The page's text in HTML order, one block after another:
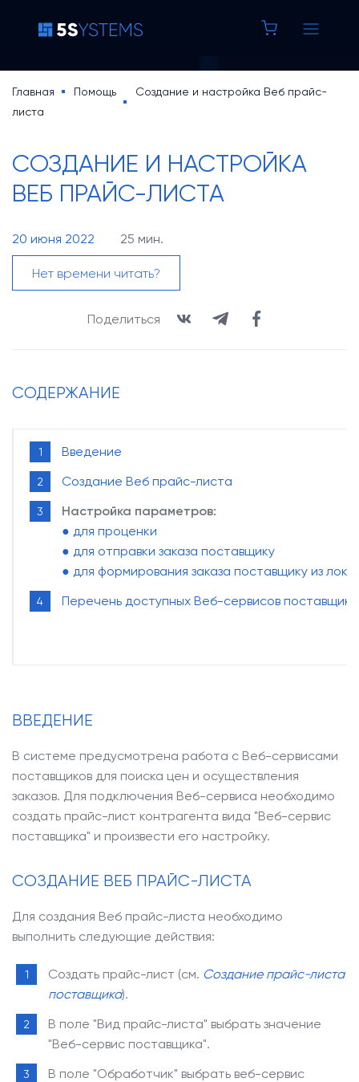
Основная
навигация
5S LINK
навигация
(доп)
Уроки по 5S AUTO
Контакты
Задать
вопрос
8 800 100 37 42
Строка
Главная Помощь
Создание и настройка Веб прайс-
листа
СОЗДАНИЕ И НАСТРОЙКА
ВЕБ ПРАЙС-ЛИСТА
20 июня 2022 25 мин.
Нет времени читать?
Поделиться
СОДЕРЖАНИЕ
Введение
Создание Веб прайс-листа
Настройка параметров:
● для проценки
● для отправки заказа поставщику
● для формирования заказа поставщику из
Перечень доступных Веб-сервисов
ВВЕДЕНИЕ
В системе предусмотрена работа с Веб-сервисами
поставщиков для поиска цен и осуществления
заказов. Для подключения Веб-сервиса необходимо
создать прайс-лист контрагента вида "Веб-сервис
поставщика" и произвести его настройку.
СОЗДАНИЕ ВЕБ ПРАЙС-ЛИСТА
Для создания Веб прайс-листа необходимо
выполнить следующие действия:
Создать прайс-лист (см. Создание прайс-листа
поставщика).
В поле "Вид прайс-листа" выбрать значение
"Веб-сервис поставщика".
В поле "Обработчик" выбрать веб-сервис